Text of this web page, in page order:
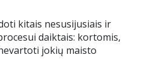
kitais nesusijusiais ir
daiktais: kortomis,
jokių maisto